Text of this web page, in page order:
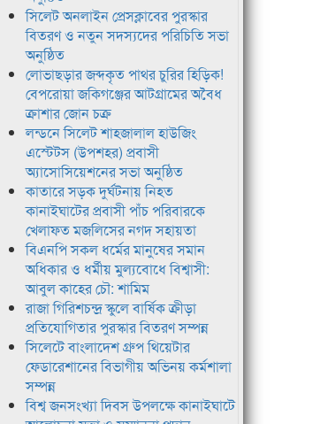
সিলেট অনলাইন প্রেসক্লাবের পুরস্কার
বিতরণ ও নতুন সদস্যদের পরিচিতি সভা
অনুষ্ঠিত
লোভাছড়ার জব্দকৃত পাথর চুরির হিড়িক!
বেপরোয়া জকিগঞ্জের আটগ্রামের অবৈধ
ক্রাশার জোন চক্র
লন্ডনে সিলেট শাহজালাল হাউজিং
এস্টেটস (উপশহর) প্রবাসী
অ্যাসোসিয়েশনের সভা অনুষ্ঠিত
কাতারে সড়ক দুর্ঘটনায় নিহত
কানাইঘাটের প্রবাসী পাঁচ পরিবারকে
খেলাফত মজলিসের নগদ সহায়তা
বিএনপি সকল ধর্মের মানুষের সমান
অধিকার ও ধর্মীয় মুল্যবোধে বিশ্বাসী:
আবুল কাহের চৌ: শামিম
রাজা গিরিশচন্দ্র স্কুলে বার্ষিক ক্রীড়া
প্রতিযোগিতার পুরস্কার বিতরণ সম্পন্ন
সিলেটে বাংলাদেশ গ্রুপ থিয়েটার
ফেডারেশানের বিভাগীয় অভিনয় কর্মশালা
সম্পন্ন
বিশ্ব জনসংখ্যা দিবস উপলক্ষে কানাইঘাটে